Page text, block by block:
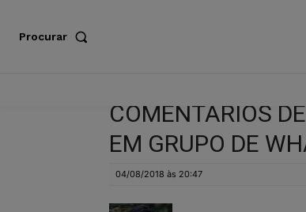
Procurar
COMENTÁRIOS
EM GRUPO DE
04/08/2018 às 20:47